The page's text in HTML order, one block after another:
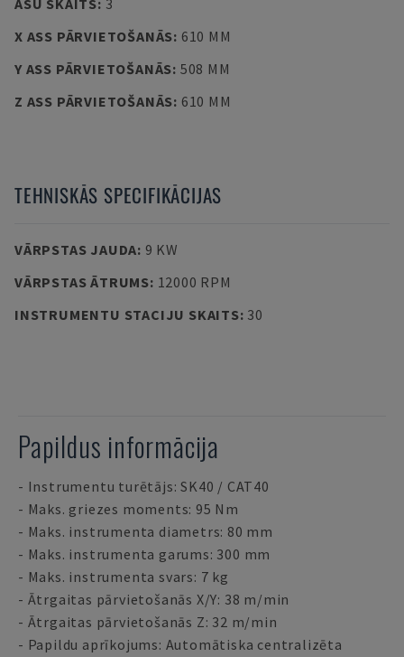
ASU SKAITS: 3
X ASS PĀRVIETOŠANĀS: 610 MM
Y ASS PĀRVIETOŠANĀS: 508 MM
Z ASS PĀRVIETOŠANĀS: 610 MM
TEHNISKĀS SPECIFIKĀCIJAS
VĀRPSTAS JAUDA: 9 KW
VĀRPSTAS ĀTRUMS: 12000 RPM
INSTRUMENTU STACIJU SKAITS: 30
Papildus informācija
- Instrumentu turētājs: SK40 / CAT40
- Maks. griezes moments: 95 Nm
- Maks. instrumenta diametrs: 80 mm
- Maks. instrumenta garums: 300 mm
- Maks. instrumenta svars: 7 kg
- Ātrgaitas pārvietošanās X/Y: 38 m/min
- Ātrgaitas pārvietošanās Z: 32 m/min
- Papildu aprīkojums: Automātiska centralizēta